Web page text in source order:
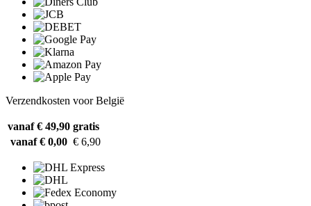
Verzendkosten voor België
vanaf € 49,90 gratis
vanaf € 0,00 € 6,90